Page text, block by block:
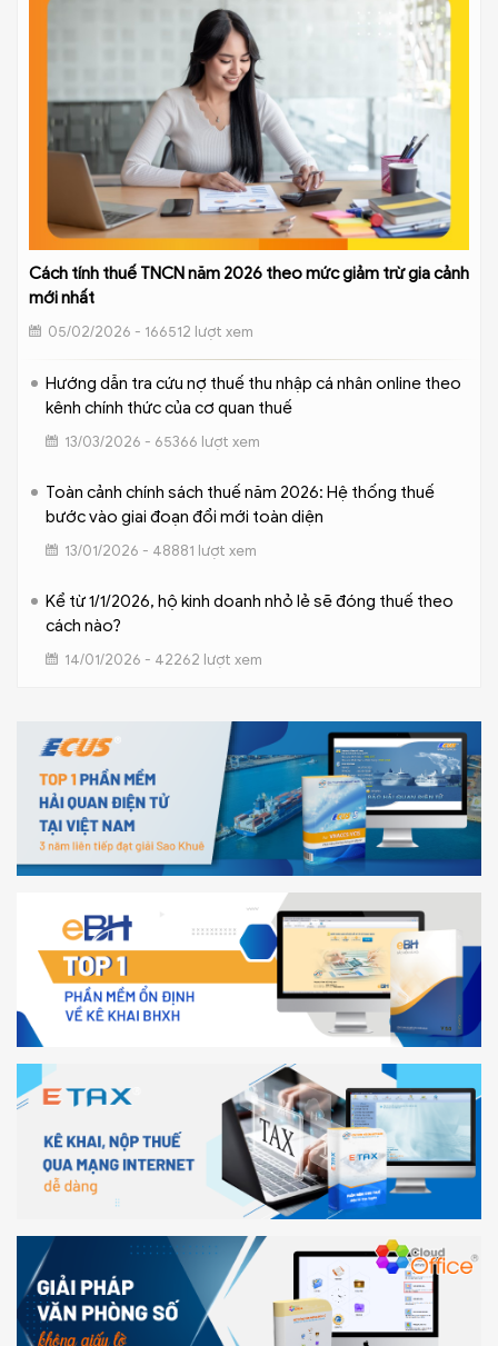
Cách tính thuế TNCN năm 2026 theo mức giảm trừ gia cảnh
mới nhất
05/02/2026 - 166512 lượt xem
Hướng dẫn tra cứu nợ thuế thu nhập cá nhân online theo
kênh chính thức của cơ quan thuế
13/03/2026 - 65366 lượt xem
Toàn cảnh chính sách thuế năm 2026: Hệ thống thuế
bước vào giai đoạn đổi mới toàn diện
13/01/2026 - 48881 lượt xem
Kể từ 1/1/2026, hộ kinh doanh nhỏ lẻ sẽ đóng thuế theo
cách nào?
14/01/2026 - 42262 lượt xem